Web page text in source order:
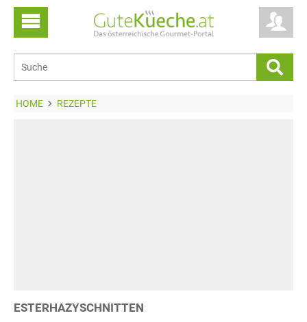
HOME REZEPTE
ESTERHAZYSCHNITTEN